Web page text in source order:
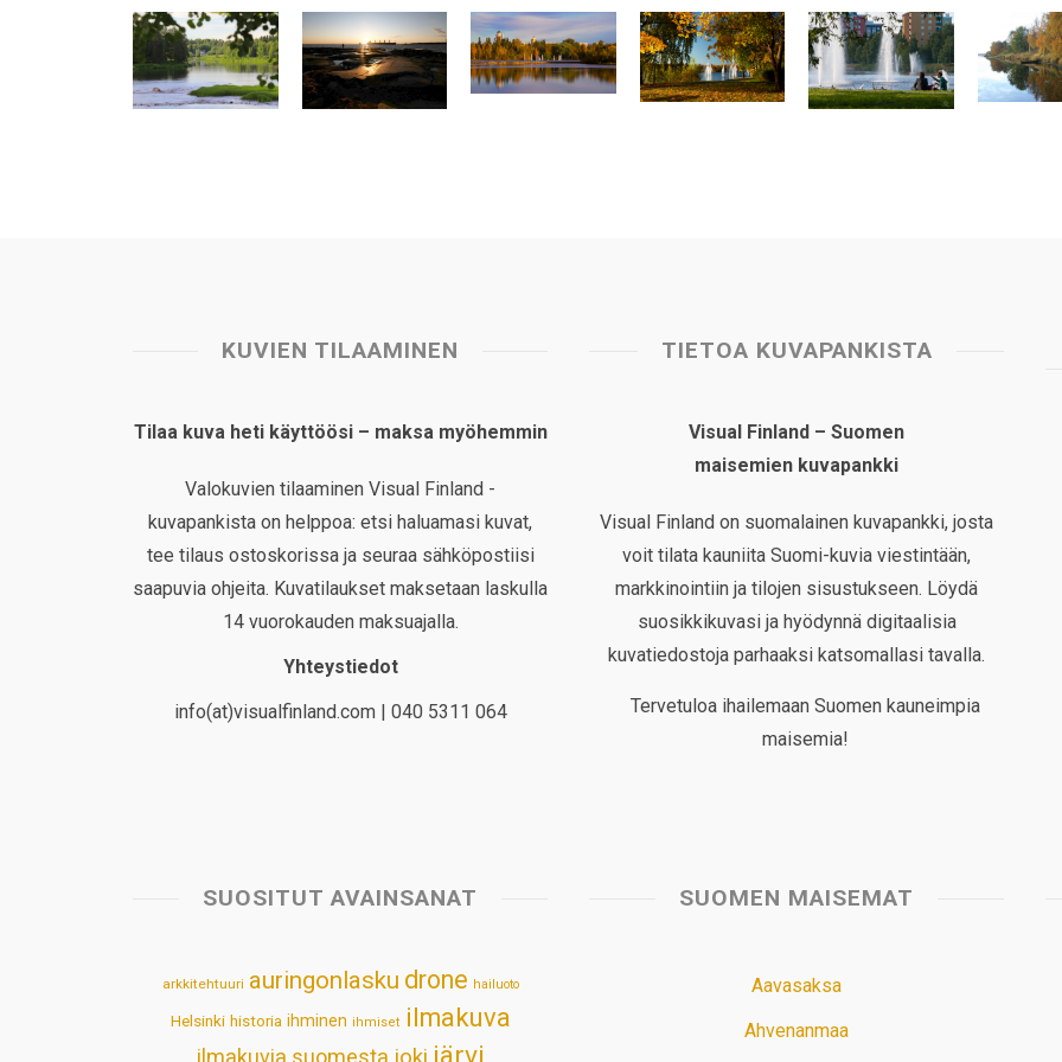
s
A
p
b
o
o
e
d
e
r
e
l
e
KUVIEN TILAAMINEN
Tilaa kuva heti käyttöösi – maksa myöhemmin
Valokuvien tilaaminen Visual Finland -
kuvapankista on helppoa: etsi haluamasi kuvat,
tee tilaus ostoskorissa ja seuraa sähköpostiisi
saapuvia ohjeita. Kuvatilaukset maksetaan laskulla
14 vuorokauden maksuajalla.
Yhteystiedot
info(at)visualfinland.com | 040 5311 064
TIETOA KUVAPANKISTA
Visual Finland – Suomen
maisemien kuvapankki
Visual Finland on suomalainen kuvapankki, josta
voit tilata kauniita Suomi-kuvia viestintään,
markkinointiin ja tilojen sisustukseen. Löydä
suosikkikuvasi ja hyödynnä digitaalisia
kuvatiedostoja parhaaksi katsomallasi tavalla.
Tervetuloa ihailemaan Suomen kauneimpia
maisemia!
SUOSITUT AVAINSANAT
arkkitehtuuri auringonlasku drone hailuoto
Helsinki historia ihminen ihmiset ilmakuva
ilmakuvia suomesta järvi
SUOMEN MAISEMAT
Aavasaksa
Ahvenanmaa